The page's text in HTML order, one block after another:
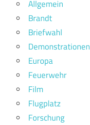
Allgemein
Brandt
Briefwahl
Demonstrationen
Europa
Feuerwehr
Film
Flugplatz
Forschung